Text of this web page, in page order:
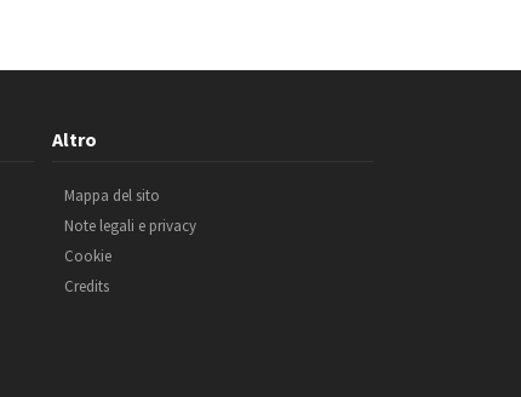
Altro
Mappa del sito
Note legali e privacy
Cookie
Credits